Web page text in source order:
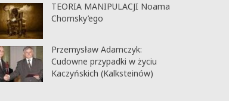
TEORIA MANIPULACJI Noama
Chomsky’ego
Przemysław Adamczyk:
Cudowne przypadki w życiu
Kaczyńskich (Kalksteinów)